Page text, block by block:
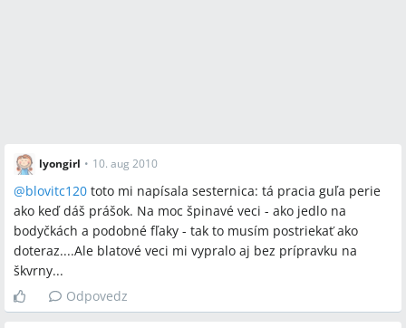
lyongirl • 10. aug 2010
@blovitc120 toto mi napísala sesternica: tá pracia guľa perie
ako keď dáš prášok. Na moc špinavé veci - ako jedlo na
bodyčkách a podobné fľaky - tak to musím postriekať ako
doteraz....Ale blatové veci mi vypralo aj bez prípravku na
škvrny...
Odpovedz